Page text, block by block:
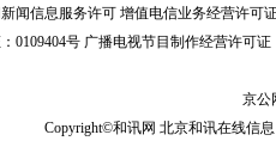
闻信息服务许可 增值电信业务经营许可
0109404号 广播电视节目制作经营许可证
京公
Copyright©和讯网 北京和讯在线信